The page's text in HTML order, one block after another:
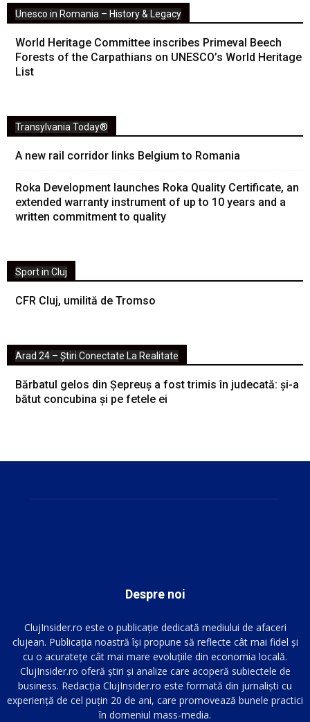
Unesco in Romania – History & Legacy
World Heritage Committee inscribes Primeval Beech
Forests of the Carpathians on UNESCO’s World Heritage
List
Transylvania Today®
A new rail corridor links Belgium to Romania
Roka Development launches Roka Quality Certificate, an
extended warranty instrument of up to 10 years and a
written commitment to quality
Sport in Cluj
CFR Cluj, umilită de Tromso
Arad 24 – Știri Conectate La Realitate
Bărbatul gelos din Șepreuș a fost trimis în judecată: și-a
bătut concubina și pe fetele ei
Despre noi
ClujInsider.ro este o publicație dedicată mediului de afaceri
clujean. Publicația noastră își propune să reflecte cât mai fidel și
cu o acuratețe cât mai mare evoluțiile din economia locală.
ClujInsider.ro oferă știri și analize care acoperă subiectele de
business. Redacția ClujInsider.ro este formată din jurnaliști cu
experiență de cel puțin 20 de ani, care promovează bunele practici
în domeniul mass-media.